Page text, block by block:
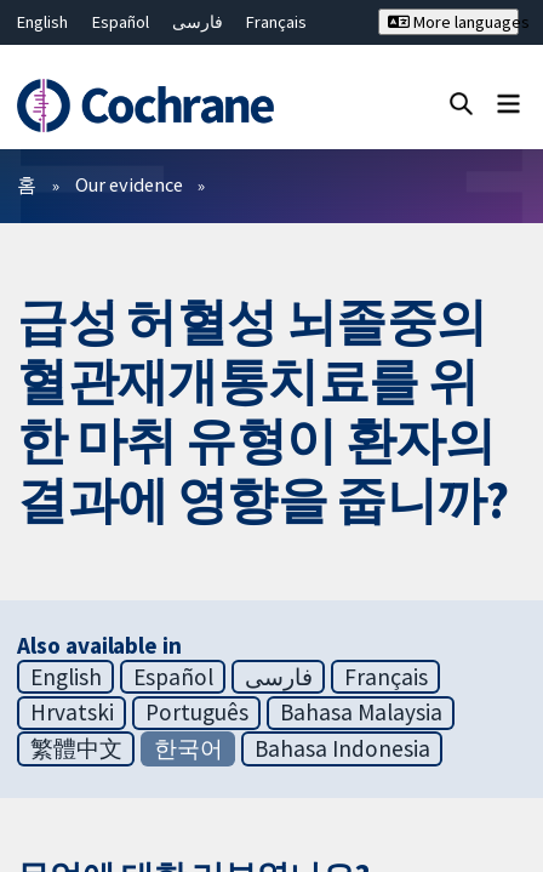
English Español فارسی
Français
Bahasa Malaysia
ไทย
繁體中文
简体中文
More languages
필터
홈 Our evidence
급성 허혈성 뇌졸중의
혈관재개통치료를 위
한 마취 유형이 환자의
결과에 영향을 줍니까?
Also available in
English
Español فارسی
Français
Hrvatski
Português
Bahasa Malaysia
繁體中文
한국어 Bahasa Indonesia